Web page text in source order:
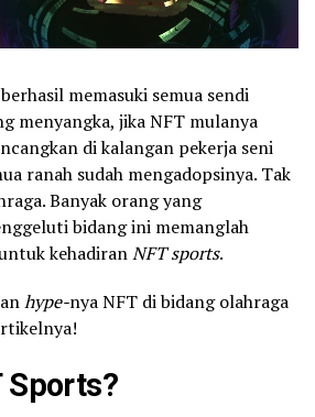
memasuki semua sendi
menyangka, jika NFT mulanya
di kalangan pekerja seni
ranah sudah mengadopsinya. Tak
Banyak orang yang
bidang ini memanglah
kehadiranNFT sports.
hype-nya NFT di bidang olahraga
Sports?